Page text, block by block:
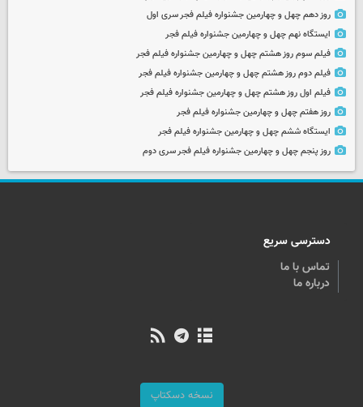
روز دهم چهل و چهارمین جشنواره فیلم فجر سری اول
ایستگاه نهم چهل و چهارمین جشنواره فیلم فجر
فیلم سوم روز هشتم چهل و چهارمین جشنواره فیلم فجر
فیلم دوم روز هشتم چهل و چهارمین جشنواره فیلم فجر
فیلم اول روز هشتم چهل و چهارمین جشنواره فیلم فجر
روز هفتم چهل و چهارمین جشنواره فیلم فجر
ایستگاه ششم چهل و چهارمین جشنواره فیلم فجر
روز پنجم چهل و چهارمین جشنواره فیلم فجر سری دوم
دسترسی سریع
تماس با ما
درباره ما
نسخه دسکتاپ